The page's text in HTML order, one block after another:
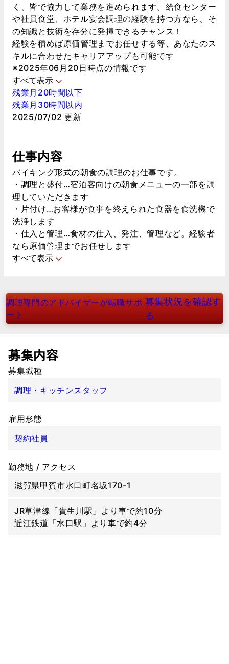
く、皆で協力して業務を進められます。給食センター
や社員食堂、ホテル宴会調理の経験を持つ方なら、そ
の知識と技術を存分に発揮できるチャンス！
経験を積めば原価管理までお任せする等、あなたのス
キルに合わせたキャリアアップも可能です
※2025年06月20日時点の情報です
すべて表示
残業月20時間以下
残業月30時間以内
2025/07/02 更新
仕事内容
バイキング形式の朝食の調理のお仕事です。
・調理と盛付…宿泊客向けの朝食メニューの一部を調
理していただきます
・片付け…お客様が食事を終えられた食器を食洗機で
洗浄します
・仕入と管理…食材の仕入、発注、管理など。経験者
なら原価管理までお任せします
すべて表示
調理専門のアドバイザーが転職サポ
ート
募集状況を確認す
る
募集内容
募集職種
調理・キッチンスタッフ
雇用形態
契約社員
勤務地 / アクセス
滋賀県甲賀市水口町名坂170-1
JR草津線「貴生川駅」より車で約10分
近江鉄道「水口駅」より車で約4分